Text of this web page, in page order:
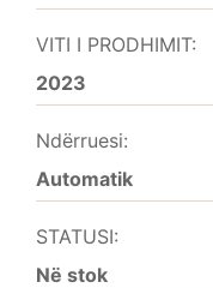
VITI I PRODHIMIT:
2023
Ndërruesi:
Automatik
STATUSI:
Në stok